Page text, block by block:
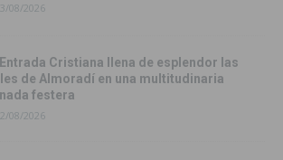
08/2026
Entrada Cristiana llena de esplendor las
de Almoradí en una multitudinaria
festera
08/2026